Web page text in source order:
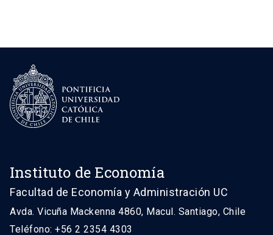
Instituto de Economía
Facultad de Economía y Administración UC
Avda. Vicuña Mackenna 4860, Macul. Santiago, Chile
Teléfono: +56 2 2354 4303